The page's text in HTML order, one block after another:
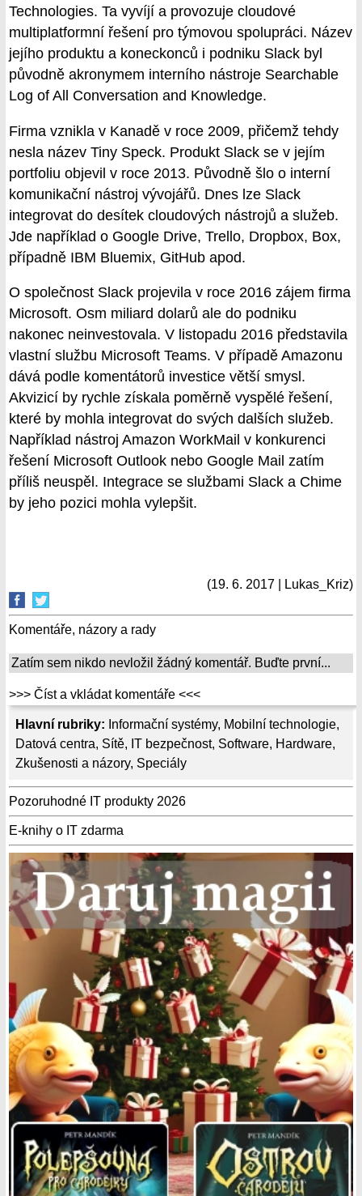
Hlavní rubriky: Informační systémy, Mobilní technologie,
Datová centra, Sítě, IT bezpečnost, Software, Hardware,
Zkušenosti a názory, Speciály
Pozoruhodné IT produkty 2026
E-knihy o IT zdarma
Technologies. Ta vyvíjí a provozuje cloudové
multiplatformní řešení pro týmovou spolupráci. Název
jejího produktu a koneckonců i podniku Slack byl
původně akronymem interního nástroje Searchable
Log of All Conversation and Knowledge.
Firma vznikla v Kanadě v roce 2009, přičemž tehdy
nesla název Tiny Speck. Produkt Slack se v jejím
portfoliu objevil v roce 2013. Původně šlo o interní
komunikační nástroj vývojářů. Dnes lze Slack
integrovat do desítek cloudových nástrojů a služeb.
Jde například o Google Drive, Trello, Dropbox, Box,
případně IBM Bluemix, GitHub apod.
O společnost Slack projevila v roce 2016 zájem firma
Microsoft. Osm miliard dolarů ale do podniku
nakonec neinvestovala. V listopadu 2016 představila
vlastní službu Microsoft Teams. V případě Amazonu
dává podle komentátorů investice větší smysl.
Akvizicí by rychle získala poměrně vyspělé řešení,
které by mohla integrovat do svých dalších služeb.
Například nástroj Amazon WorkMail v konkurenci
řešení Microsoft Outlook nebo Google Mail zatím
příliš neuspěl. Integrace se službami Slack a Chime
by jeho pozici mohla vylepšit.
(19. 6. 2017 | Lukas_Kriz)
Komentáře, názory a rady
Zatím sem nikdo nevložil žádný komentář. Buďte první...
>>> Číst a vkládat komentáře <<<